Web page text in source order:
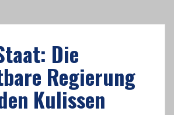
Die
Regierung
Kulissen